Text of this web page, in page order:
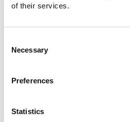
of their services.
Selection
Necessary
Preferences
Statistics